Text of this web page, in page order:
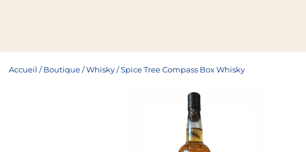
Accueil /Boutique/Whisky/Spice Tree Compass Box Whisky